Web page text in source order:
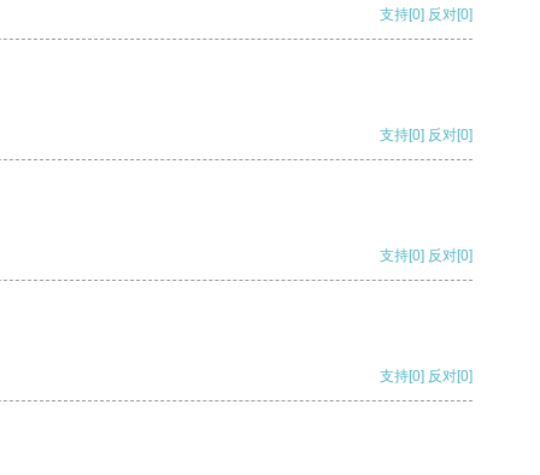
支持[0] 反对[0]
支持[0] 反对[0]
支持[0] 反对[0]
支持[0] 反对[0]